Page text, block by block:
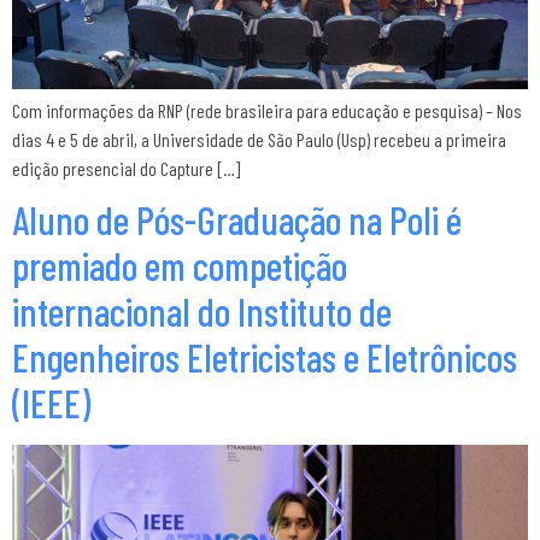
Com informações da RNP (rede brasileira para educação e pesquisa) – Nos
dias 4 e 5 de abril, a Universidade de São Paulo (Usp) recebeu a primeira
edição presencial do Capture […]
Aluno de Pós-Graduação na Poli é
premiado em competição
internacional do Instituto de
Engenheiros Eletricistas e Eletrônicos
(IEEE)